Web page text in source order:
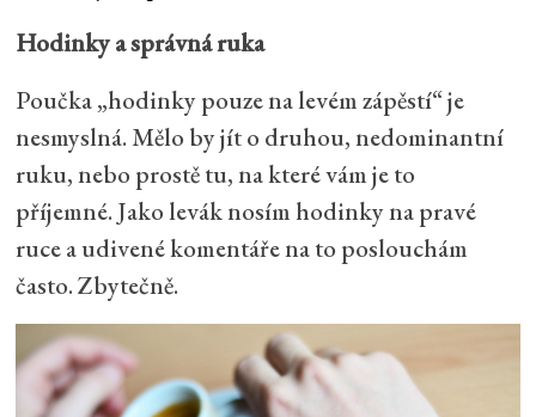
Hodinky a správná ruka
Poučka „hodinky pouze na levém zápěstí“ je
nesmyslná. Mělo by jít o druhou, nedominantní
ruku, nebo prostě tu, na které vám je to
příjemné. Jako levák nosím hodinky na pravé
ruce a udivené komentáře na to poslouchám
často. Zbytečně.